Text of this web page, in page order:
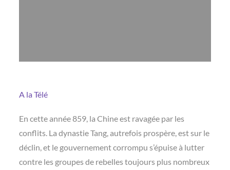
A la Télé
En cette année 859, la Chine est ravagée par les
conflits. La dynastie Tang, autrefois prospère, est sur le
déclin, et le gouvernement corrompu s’épuise à lutter
contre les groupes de rebelles toujours plus nombreux